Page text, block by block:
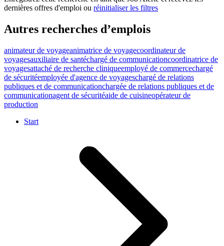
dernières offres d'emploi ou réinitialiser les filtres
Autres recherches d’emplois
animateur de voyageanimatrice de voyagecoordinateur de
voyagesauxiliaire de santéchargé de communicationcoordinatrice de
voyagesattaché de recherche cliniqueemployé de commercechargé
de sécuritéemployée d'agence de voyageschargé de relations
publiques et de communicationchargée de relations publiques et de
communicationagent de sécuritéaide de cuisineopérateur de
production
Start